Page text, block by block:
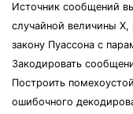
Источник сообщений
случайной величины Х,
закону Пуассона с
Закодировать
Построить
ошибочного